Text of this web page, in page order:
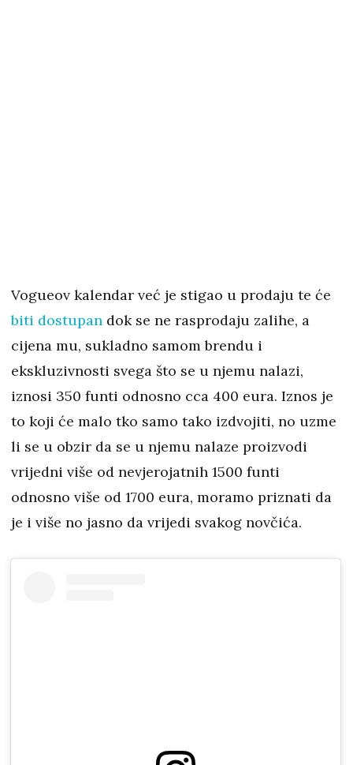
Vogueov kalendar već je stigao u prodaju te će
biti dostupan dok se ne rasprodaju zalihe, a
cijena mu, sukladno samom brendu i
ekskluzivnosti svega što se u njemu nalazi,
iznosi 350 funti odnosno cca 400 eura. Iznos je
to koji će malo tko samo tako izdvojiti, no uzme
li se u obzir da se u njemu nalaze proizvodi
vrijedni više od nevjerojatnih 1500 funti
odnosno više od 1700 eura, moramo priznati da
je i više no jasno da vrijedi svakog novčića.